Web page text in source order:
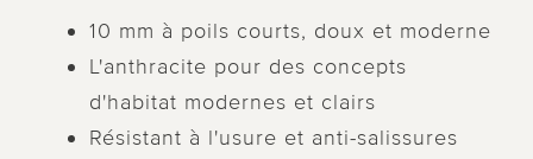
10 mm à poils courts, doux et moderne
L'anthracite pour des concepts
d'habitat modernes et clairs
Résistant à l'usure et anti-salissures